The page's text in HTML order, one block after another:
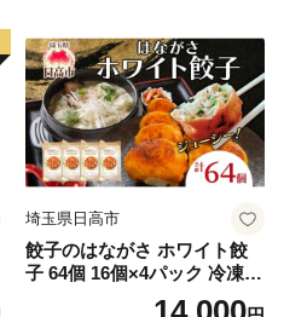
埼玉県日高市
餃子のはながさ ホワイト餃
子 64個 16個×4パック 冷凍
中華 点心 B級グルメ ご当地